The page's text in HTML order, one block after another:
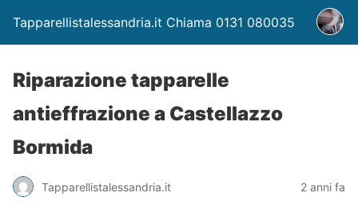
Tapparellistalessandria.it Chiama 0131 080035
Riparazione tapparelle
antieffrazione a Castellazzo
Bormida
Tapparellistalessandria.it 2 anni fa